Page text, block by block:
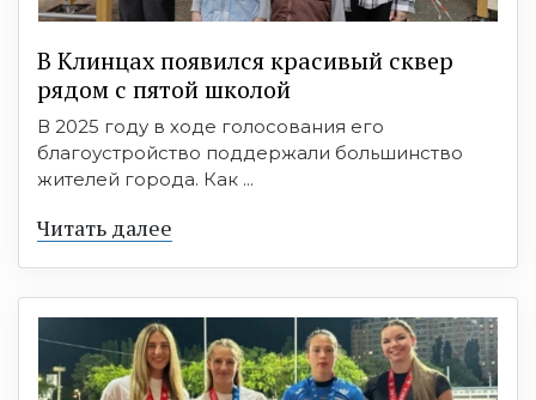
В Клинцах появился красивый сквер
рядом с пятой школой
В 2025 году в ходе голосования его
благоустройство поддержали большинство
жителей города. Как ...
Читать далее